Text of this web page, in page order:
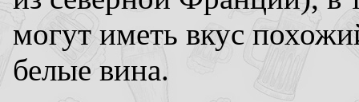
могут иметь вкус
белые вина.